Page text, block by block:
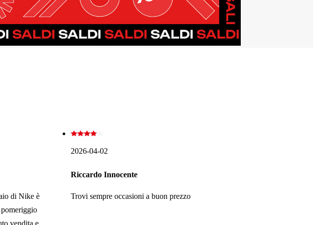
di Nike è
vendita e
2026-04-02
Riccardo Innocente
Trovi sempre occasioni a buon prezzo